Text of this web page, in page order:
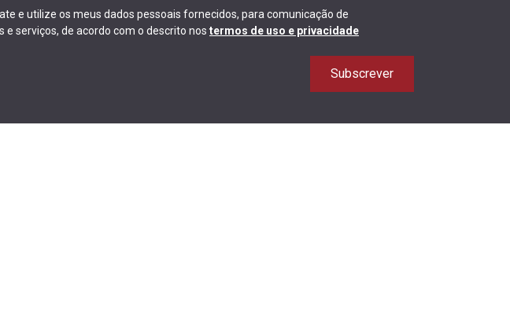
e utilize os meus dados pessoais fornecidos, para comunicação de
serviços, de acordo com o descrito nos termos de uso e privacidade
Subscrever